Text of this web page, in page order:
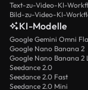
Text-zu-Video-KI-
Bild-zu-Video-KI-
KI-Modelle
Google Gemini Omni
Google Nano Banana 2
Google Nano Banana 2
Seedance 2.0
Seedance 2.0 Fast
Seedance 2.0 Mini